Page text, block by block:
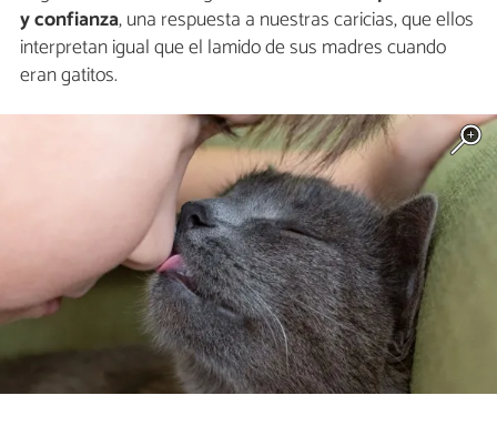
y confianza, una respuesta a nuestras caricias, que ellos
interpretan igual que el lamido de sus madres cuando
eran gatitos.